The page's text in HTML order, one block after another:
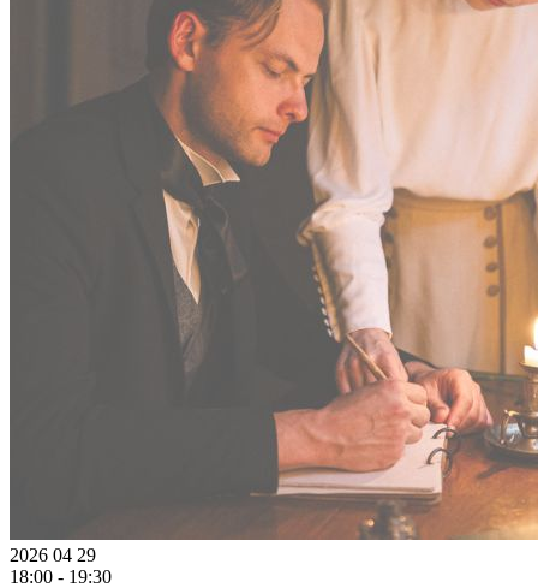
2026 04 29
18:00 - 19:30